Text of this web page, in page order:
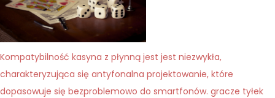
Kompatybilność kasyna z płynną jest jest niezwykła,
charakteryzująca się antyfonalna projektowanie, które
dopasowuje się bezproblemowo do smartfonów. gracze tyłek